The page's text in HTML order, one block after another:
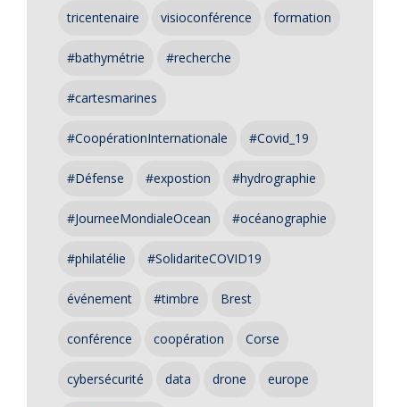
tricentenaire visioconférence formation
#bathymétrie #recherche
#cartesmarines
#CoopérationInternationale #Covid_19
#Défense #expostion #hydrographie
#JourneeMondialeOcean #océanographie
#philatélie #SolidariteCOVID19
événement #timbre Brest
conférence coopération Corse
cybersécurité data drone europe